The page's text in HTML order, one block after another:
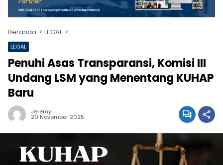
Beranda LEGAL
LEGAL
Penuhi Asas Transparansi, Komisi III
Undang LSM yang Menentang KUHAP
Baru
Jeremy
20 November 2025